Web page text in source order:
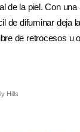
de la piel. Con
de difuminar deja
de retrocesos u
Hills